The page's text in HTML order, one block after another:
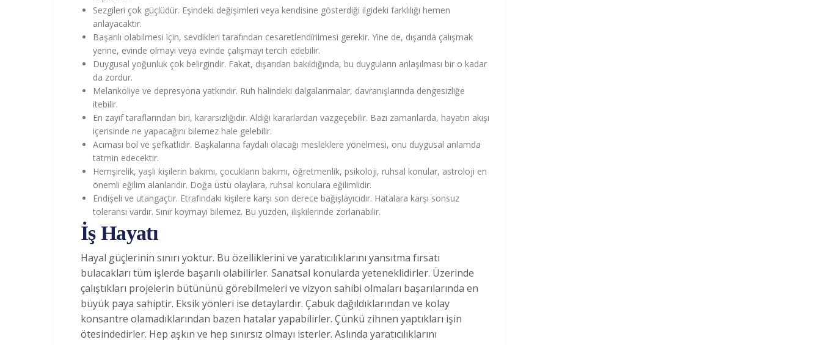
Sezgileri çok güçlüdür. Eşindeki değişimleri veya kendisine gösterdiği ilgideki farklılığı hemen
anlayacaktır.
Başarılı olabilmesi için, sevdikleri tarafından cesaretlendirilmesi gerekir. Yine de, dışarıda çalışmak
yerine, evinde olmayı veya evinde çalışmayı tercih edebilir.
Duygusal yoğunluk çok belirgindir. Fakat, dışarıdan bakıldığında, bu duyguların anlaşılması bir o kadar
da zordur.
Melankoliye ve depresyona yatkındır. Ruh halindeki dalgalanmalar, davranışlarında dengesizliğe
itebilir.
En zayıf taraflarından biri, kararsızlığıdır. Aldığı kararlardan vazgeçebilir. Bazı zamanlarda, hayatın akışı
içerisinde ne yapacağını bilemez hale gelebilir.
Acıması bol ve şefkatlidir. Başkalarına faydalı olacağı mesleklere yönelmesi, onu duygusal anlamda
tatmin edecektir.
Hemşirelik, yaşlı kişilerin bakımı, çocukların bakımı, öğretmenlik, psikoloji, ruhsal konular, astroloji en
önemli eğilim alanlarıdır. Doğa üstü olaylara, ruhsal konulara eğilimlidir.
Endişeli ve utangaçtır. Etrafındaki kişilere karşı son derece bağışlayıcıdır. Hatalara karşı sonsuz
toleransı vardır. Sınır koymayı bilemez. Bu yüzden, ilişkilerinde zorlanabilir.
İş Hayatı
Hayal güçlerinin sınırı yoktur. Bu özelliklerini ve yaratıcılıklarını yansıtma fırsatı
bulacakları tüm işlerde başarılı olabilirler. Sanatsal konularda yeteneklidirler. Üzerinde
çalıştıkları projelerin bütününü görebilmeleri ve vizyon sahibi olmaları başarılarında en
büyük paya sahiptir. Eksik yönleri ise detaylardır. Çabuk dağıldıklarından ve kolay
konsantre olamadıklarından bazen hatalar yapabilirler. Çünkü zihnen yaptıkları işin
ötesindedirler. Hep aşkın ve hep sınırsız olmayı isterler. Aslında yaratıcılıklarını